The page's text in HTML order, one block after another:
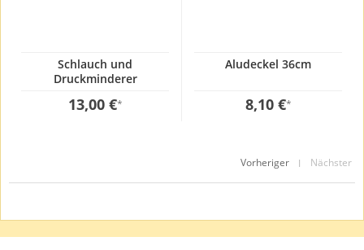
Schlauch und
Druckminderer
13,00 €*
Aludeckel 36cm
8,10 €*
Vorheriger | Nächster